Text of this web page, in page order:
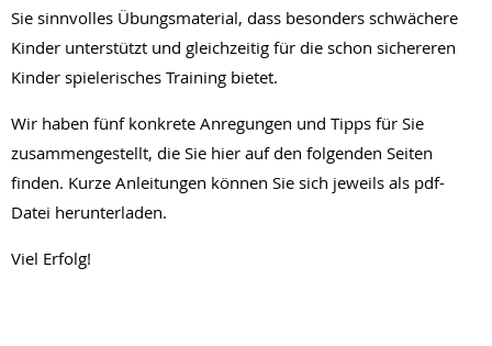
Sie sinnvolles Übungsmaterial, dass besonders schwächere
Kinder unterstützt und gleichzeitig für die schon sichereren
Kinder spielerisches Training bietet.
Wir haben fünf konkrete Anregungen und Tipps für Sie
zusammengestellt, die Sie hier auf den folgenden Seiten
finden. Kurze Anleitungen können Sie sich jeweils als pdf-
Datei herunterladen.
Viel Erfolg!